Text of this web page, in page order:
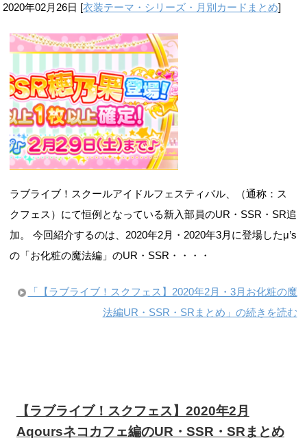
2020年02月26日 [衣装テーマ・シリーズ・月別カードまとめ]
ラブライブ！スクールアイドルフェスティバル、（通称：ス
クフェス）にて恒例となっている新入部員のUR・SSR・SR追
加。 今回紹介するのは、2020年2月・2020年3月に登場したμ’s
の「お化粧の魔法編」のUR・SSR・・・・
「【ラブライブ！スクフェス】2020年2月・3月お化粧の魔
法編UR・SSR・SRまとめ」の続きを読む
【ラブライブ！スクフェス】2020年2月
Aqoursネコカフェ編のUR・SSR・SRまとめ